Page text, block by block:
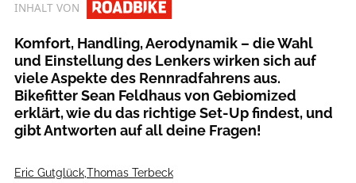
INHALT VON
Komfort, Handling, Aerodynamik – die Wahl
und Einstellung des Lenkers wirken sich auf
viele Aspekte des Rennradfahrens aus.
Bikefitter Sean Feldhaus von Gebiomized
erklärt, wie du das richtige Set-Up findest, und
gibt Antworten auf all deine Fragen!
Eric GutglückThomas Terbeck